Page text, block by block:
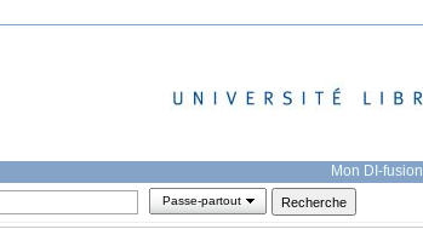
Mon DI-fusion
Passe-partout